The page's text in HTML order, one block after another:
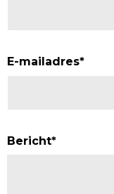
E-mailadres*
Bericht*